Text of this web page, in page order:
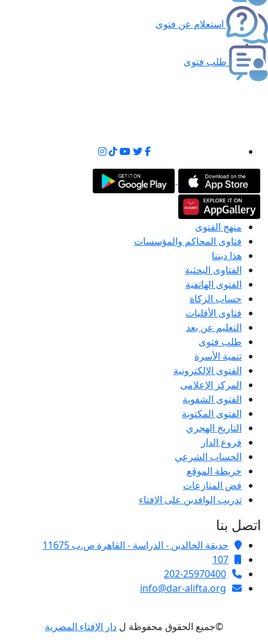
استعلام عن فتوى
طلب فتوى
منهج الفتوى
فتاوى المحاكم والمؤسسات
هذا ديننا
الفتاوى البحثية
الفتوى الهاتفية
حساب الزكاة
فتاوى الأقليات
التعليم عن بعد
طلب فتوى
تنمية الأسرة
الفتوى الإلكترونية
المركز الإعلامى
الفتوى الشفوية
الفتوى المكتوبة
التاريخ الهجري
فروع الدار
الحساب الشرعي
خريطة الموقع
فض المنازعات
تدريب الوافدين على الإفتاء
بنا
حديقة الخالدين - الدراسة - القاهرة ص.ب 11675
107
202-25970400
info@dar-alifta.org
©جميع الحقوق محفوظة لدار الإفتاء المصرية